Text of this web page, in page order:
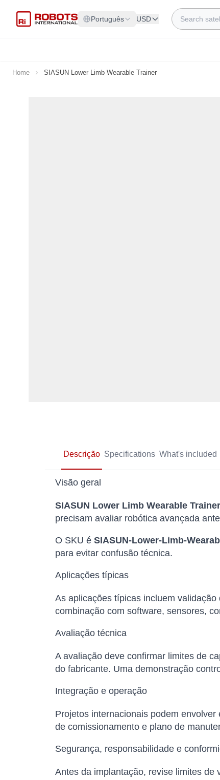
Português USD
Search
Home SIASUN Lower Limb Wearable Trainer
Descrição Specifications What's included
Visão geral
SIASUN Lower Limb Wearable Trainer
precisam avaliar robótica avançada
O SKU é SIASUN-Lower-Limb-
para evitar confusão técnica.
Aplicações típicas
As aplicações típicas incluem
combinação com software, sensores,
Avaliação técnica
A avaliação deve confirmar limites de
do fabricante. Uma demonstração
Integração e operação
Projetos internacionais podem
de comissionamento e plano de
Segurança, responsabilidade e
Antes da implantação, revise limites de